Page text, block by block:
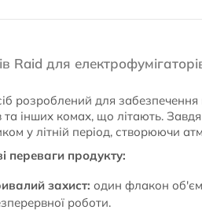
Raid для
розроблений для забезпечення
та інших комах, що літають.
у літній період, створюючи
переваги продукту:
захист: один флакон
роботи.